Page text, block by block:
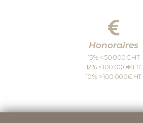
Honoraires
15% < 50 000€ HT
12% < 100 000€ HT
10% > 100 000€ HT